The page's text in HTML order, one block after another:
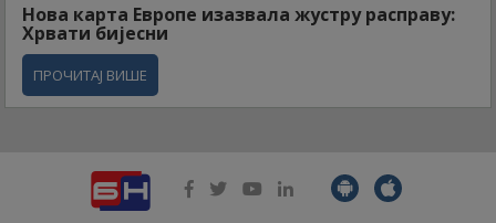
Нова карта Европе изазвала жустру расправу:
Хрвати бијесни
ПРОЧИТАЈ ВИШЕ